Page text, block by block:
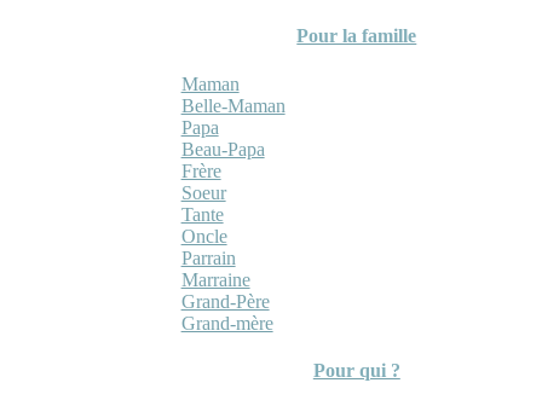
Pour la famille
Maman
Belle-Maman
Papa
Beau-Papa
Frère
Soeur
Tante
Oncle
Parrain
Marraine
Grand-Père
Grand-mère
Pour qui ?